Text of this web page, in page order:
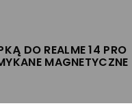
DO REALME 14 PRO
MAGNETYCZNE